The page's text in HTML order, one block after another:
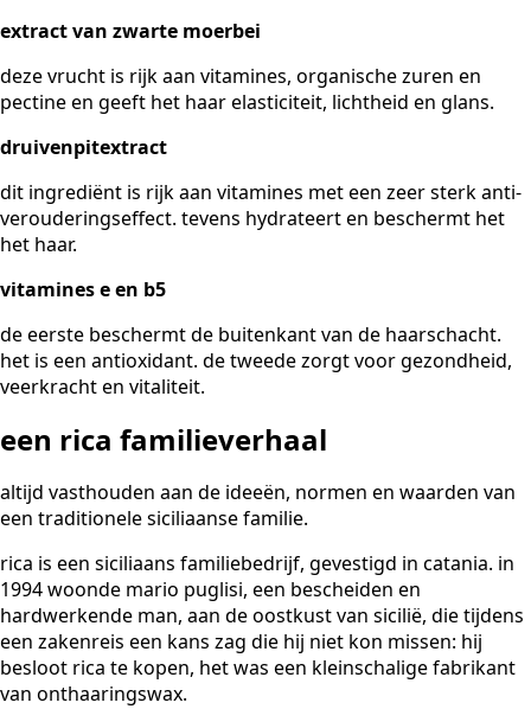
extract van zwarte moerbei
deze vrucht is rijk aan vitamines, organische zuren en
pectine en geeft het haar elasticiteit, lichtheid en glans.
druivenpitextract
dit ingrediënt is rijk aan vitamines met een zeer sterk anti-
verouderingseffect. tevens hydrateert en beschermt het
het haar.
vitamines e en b5
de eerste beschermt de buitenkant van de haarschacht.
het is een antioxidant. de tweede zorgt voor gezondheid,
veerkracht en vitaliteit.
een rica familieverhaal
altijd vasthouden aan de ideeën, normen en waarden van
een traditionele siciliaanse familie.
rica is een siciliaans familiebedrijf, gevestigd in catania. in
1994 woonde mario puglisi, een bescheiden en
hardwerkende man, aan de oostkust van sicilië, die tijdens
een zakenreis een kans zag die hij niet kon missen: hij
besloot rica te kopen, het was een kleinschalige fabrikant
van onthaaringswax.